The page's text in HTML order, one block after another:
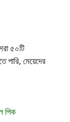
৫০টি
পারি, মেয়েদের
পিক